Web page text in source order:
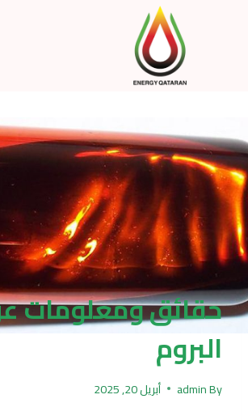
حقائق ومعلومات
البروم
By
admin أبريل 20, 2025